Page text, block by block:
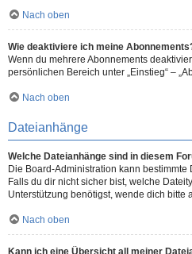
Nach oben
Wie deaktiviere ich meine
Wenn du mehrere Abonnements
persönlichen Bereich unter „Einstieg“ –
Nach oben
Dateianhänge
Welche Dateianhänge sind in diesem
Die Board-Administration kann
Falls du dir nicht sicher bist, welche
Unterstützung benötigst, wende dich bitte
Nach oben
Kann ich eine Übersicht all meiner